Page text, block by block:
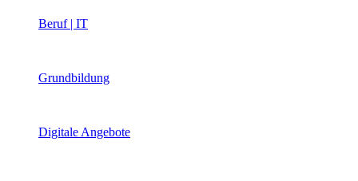
Beruf | IT
Grundbildung
Digitale Angebote